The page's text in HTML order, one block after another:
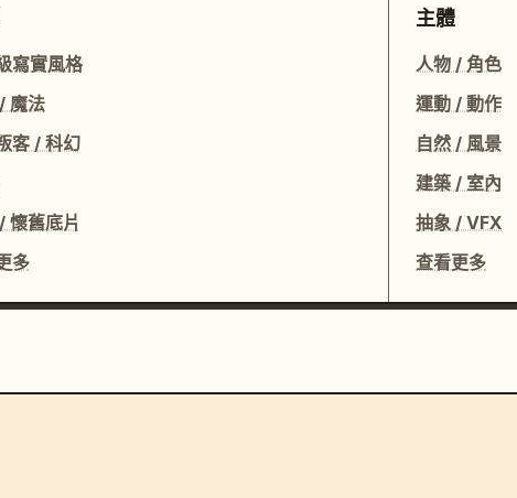
寫實風格
魔法
客 / 科幻
懷舊底片
多
主體
人物 / 角色
運動 / 動作
自然 / 風景
建築 / 室內
抽象 / VFX
查看更多